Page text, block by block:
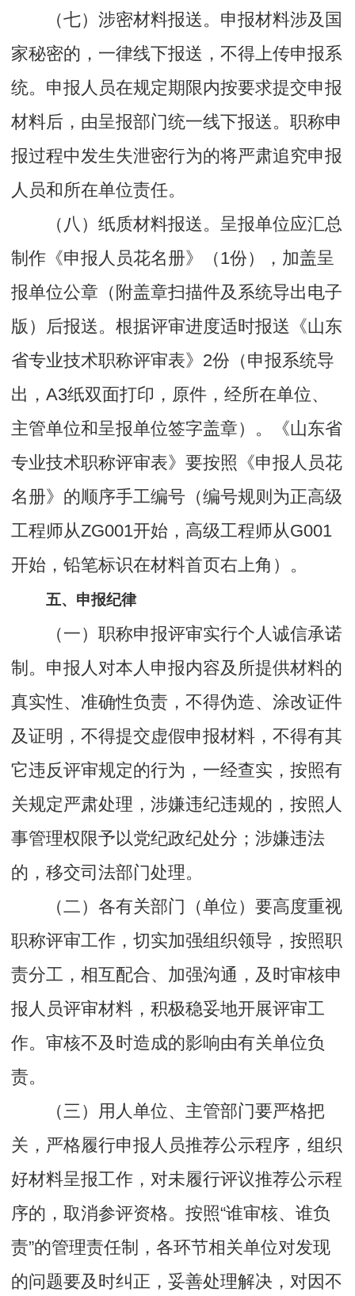
（七）涉密材料报送。申报材料涉及国
家秘密的，一律线下报送，不得上传申报系
统。申报人员在规定期限内按要求提交申报
材料后，由呈报部门统一线下报送。职称申
报过程中发生失泄密行为的将严肃追究申报
人员和所在单位责任。
（八）纸质材料报送。呈报单位应汇总
制作《申报人员花名册》（1份），加盖呈
报单位公章（附盖章扫描件及系统导出电子
版）后报送。根据评审进度适时报送《山东
省专业技术职称评审表》2份（申报系统导
出，A3纸双面打印，原件，经所在单位、
主管单位和呈报单位签字盖章）。《山东省
专业技术职称评审表》要按照《申报人员花
名册》的顺序手工编号（编号规则为正高级
工程师从ZG001开始，高级工程师从G001
开始，铅笔标识在材料首页右上角）。
五、申报纪律
（一）职称申报评审实行个人诚信承诺
制。申报人对本人申报内容及所提供材料的
真实性、准确性负责，不得伪造、涂改证件
及证明，不得提交虚假申报材料，不得有其
它违反评审规定的行为，一经查实，按照有
关规定严肃处理，涉嫌违纪违规的，按照人
事管理权限予以党纪政纪处分；涉嫌违法
的，移交司法部门处理。
（二）各有关部门（单位）要高度重视
职称评审工作，切实加强组织领导，按照职
责分工，相互配合、加强沟通，及时审核申
报人员评审材料，积极稳妥地开展评审工
作。审核不及时造成的影响由有关单位负
责。
（三）用人单位、主管部门要严格把
关，严格履行申报人员推荐公示程序，组织
好材料呈报工作，对未履行评议推荐公示程
序的，取消参评资格。按照“谁审核、谁负
责”的管理责任制，各环节相关单位对发现
的问题要及时纠正，妥善处理解决，对因不